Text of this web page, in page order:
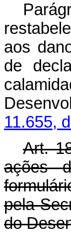
aos
de
11.655,
Art.
ações
pela
do